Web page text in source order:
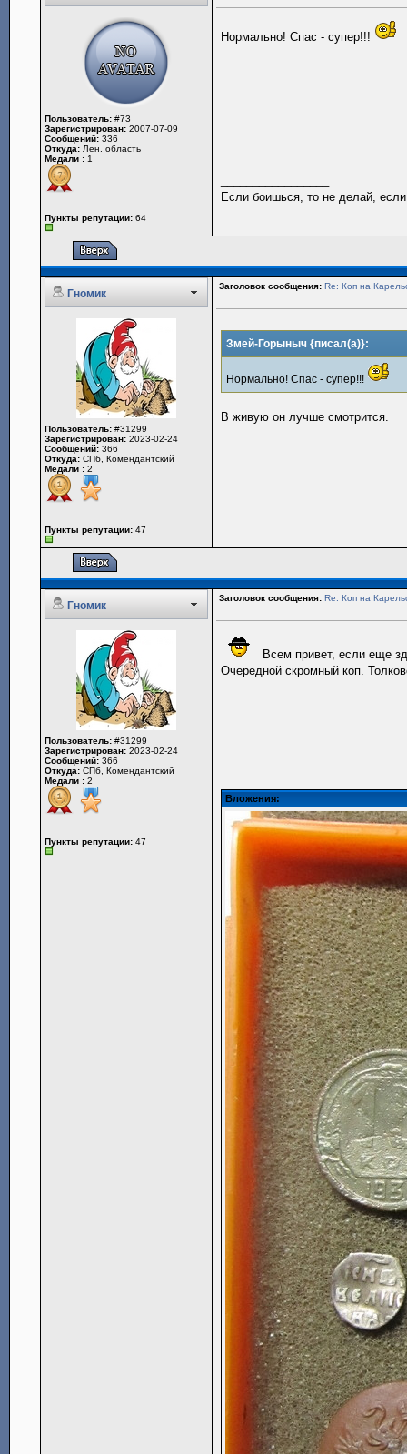
Пользователь: #73
Зарегистрирован: 2007-07-09
Сообщений: 336
Откуда: Лен. область
Медали : 1
Пункты репутации: 64
Нормально! Спас - супер!!!
Если боишься, то не делай,
Гномик
Заголовок сообщения: Re: Коп на
Пользователь: #31299
Зарегистрирован: 2023-02-24
Сообщений: 366
Откуда: СПб, Комендантский
Медали : 2
Пункты репутации: 47
Змей-Горыныч {писал(а)}:
Нормально! Спас - супер!!!
В живую он лучше смотрится.
Гномик
Заголовок сообщения: Re: Коп на
Пользователь: #31299
Зарегистрирован: 2023-02-24
Сообщений: 366
Откуда: СПб, Комендантский
Медали : 2
Пункты репутации: 47
Всем привет, если еще
Очередной скромный коп.
Вложения: